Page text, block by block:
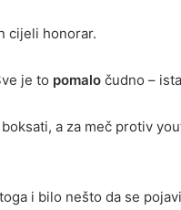
cijeli honorar.
je to pomalo čudno –
a za meč protiv
i bilo nešto da se